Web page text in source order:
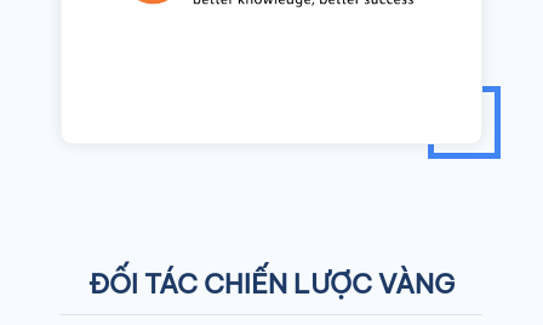
ĐỐI TÁC CHIẾN LƯỢC VÀNG